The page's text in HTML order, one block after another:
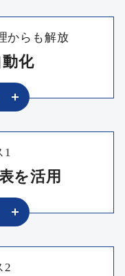
からも解放
化
1
を活用
2